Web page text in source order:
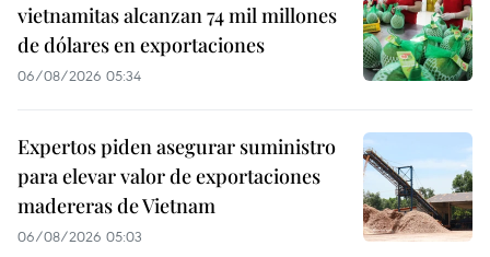
vietnamitas alcanzan 74 mil millones
de dólares en exportaciones
06/08/2026 05:34
Expertos piden asegurar suministro
para elevar valor de exportaciones
madereras de Vietnam
06/08/2026 05:03